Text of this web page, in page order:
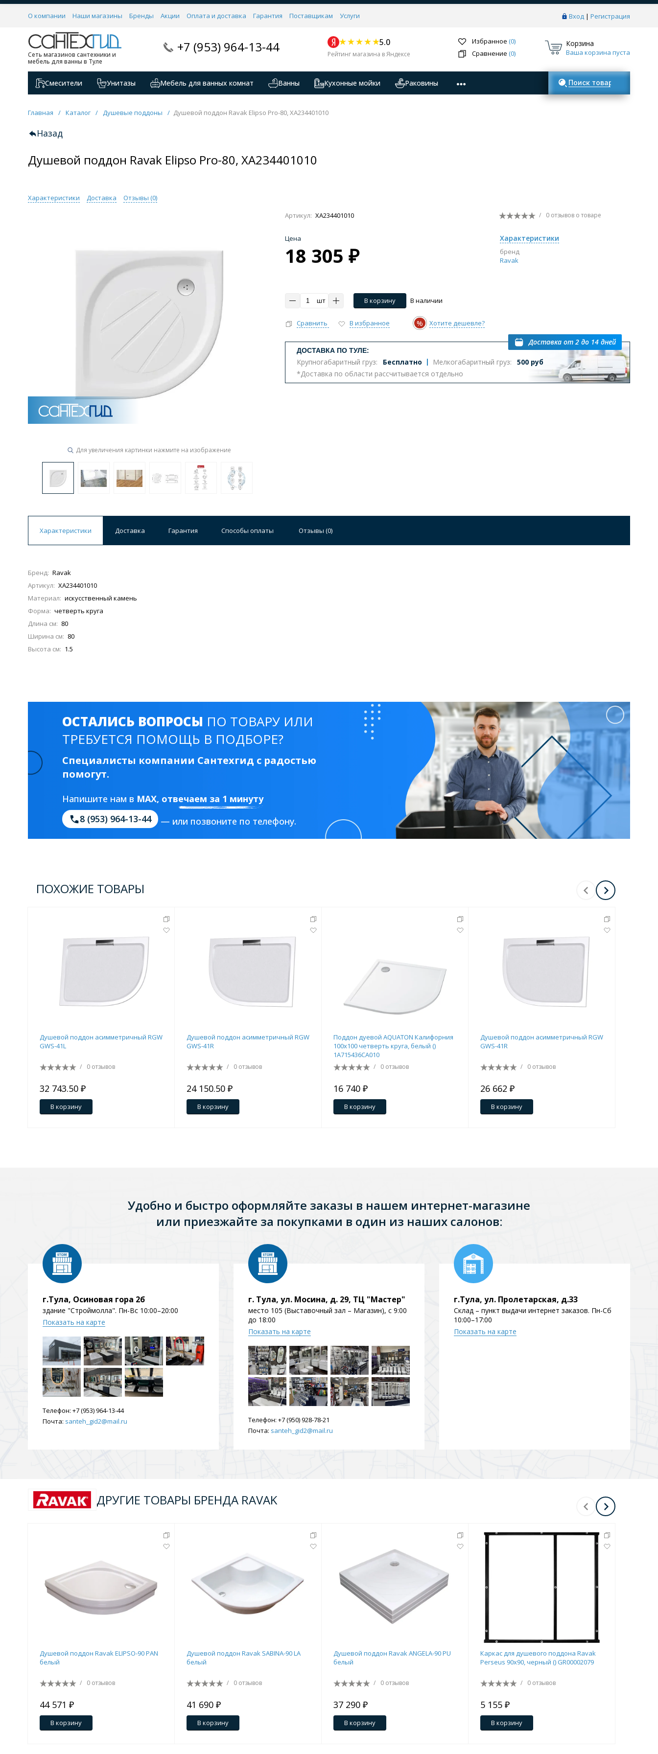
Вход | Регистрация
О компании Наши магазины Бренды Акции Оплата и доставка Гарантия Поставщикам Услуги
Сеть магазинов сантехники и
мебель для ванны в Туле
+7 (953) 964-13-44 5.0
Рейтинг магазина в Яндексе
Избранное (0)
Сравнение (0)
Корзина
Ваша корзина пуста
Смесители Унитазы Мебель для ванных комнат Ванны Кухонные мойки Раковины Поиск товаров
Главная / Каталог / Душевые поддоны / Душевой поддон Ravak Elipso Pro-80, XA234401010
Назад
Душевой поддон Ravak Elipso Pro-80, XA234401010
Характеристики Доставка Отзывы (0)
Для увеличения картинки нажмите на изображение
Артикул: XA234401010 / 0 отзывов о товаре
Цена
18 305 ₽
Характеристики
бренд
Ravak
шт В корзину В наличии
Сравнить В избранное % Хотите дешевле?
ДОСТАВКА ПО ТУЛЕ:
Крупногабаритный груз: Бесплатно Мелкогабаритный груз:
500 руб
*Доставка по области рассчитывается отдельно
Доставка от 2 до 14 дней
Характеристики Доставка Гарантия Способы оплаты Отзывы (0)
Бренд: Ravak
Артикул: XA234401010
Материал: искусственный камень
Форма: четверть круга
Длина см: 80
Ширина см: 80
Высота см: 1.5
ОСТАЛИСЬ ВОПРОСЫ ПО ТОВАРУ ИЛИ
ТРЕБУЕТСЯ ПОМОЩЬ В ПОДБОРЕ?
Специалисты компании Сантехгид с радостью
помогут.
Напишите нам в MAX, отвечаем за 1 минуту
8 (953) 964-13-44
— или позвоните по телефону.
ПОХОЖИЕ ТОВАРЫ
Душевой поддон асимметричный RGW
GWS-41L
/ 0 отзывов
32 743.50 ₽
В корзину
Душевой поддон асимметричный RGW
GWS-41R
/ 0 отзывов
24 150.50 ₽
В корзину
Поддон дуевой AQUATON Калифорния
100х100 четверть круга, белый ()
1A715436CA010
/ 0 отзывов
16 740 ₽
В корзину
Душевой поддон асимметричный RGW
GWS-41R
/ 0 отзывов
26 662 ₽
В корзину
Удобно и быстро оформляйте заказы в нашем интернет-магазине
или приезжайте за покупками в один из наших салонов:
г.Тула, Осиновая гора 2б
здание "Строймолла". Пн-Вс 10:00–20:00
Показать на карте
Телефон: +7 (953) 964-13-44
Почта: santeh_gid2@mail.ru
г. Тула, ул. Мосина, д. 29, ТЦ "Мастер"
место 105 (Выставочный зал – Магазин), с 9:00
до 18:00
Показать на карте
Телефон: +7 (950) 928-78-21
Почта: santeh_gid2@mail.ru
г.Тула, ул. Пролетарская, д.33
Склад – пункт выдачи интернет заказов. Пн-Сб
10:00–17:00
Показать на карте
ДРУГИЕ ТОВАРЫ БРЕНДА RAVAK
Душевой поддон Ravak ELIPSO-90 PAN
белый
/ 0 отзывов
44 571 ₽
В корзину
Душевой поддон Ravak SABINA-90 LA
белый
/ 0 отзывов
41 690 ₽
В корзину
Душевой поддон Ravak ANGELA-90 PU
белый
/ 0 отзывов
37 290 ₽
В корзину
Каркас для душевого поддона Ravak
Perseus 90х90, черный () GR00002079
/ 0 отзывов
5 155 ₽
В корзину